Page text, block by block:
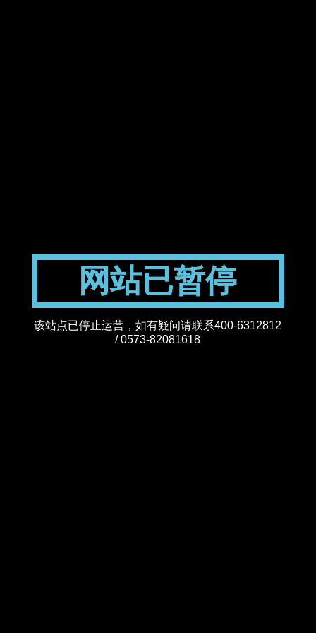
网站已暂停
该站点已停止运营，如有疑问请联系400-6312812
/ 0573-82081618